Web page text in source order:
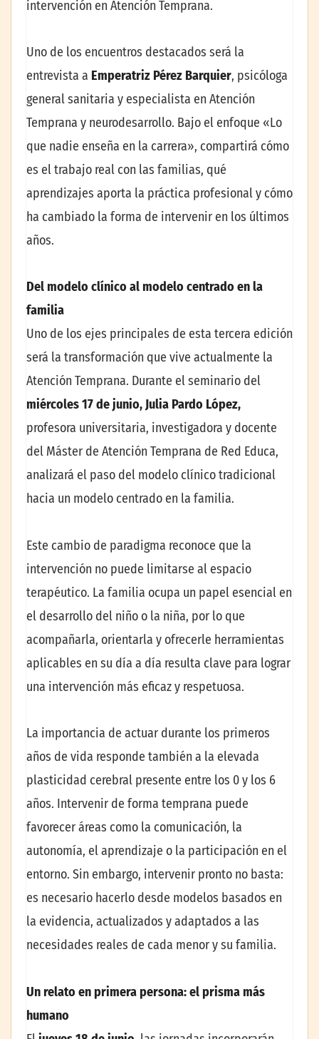
intervención en Atención Temprana.
Uno de los encuentros destacados será la
entrevista a Emperatriz Pérez Barquier, psicóloga
general sanitaria y especialista en Atención
Temprana y neurodesarrollo. Bajo el enfoque «Lo
que nadie enseña en la carrera», compartirá cómo
es el trabajo real con las familias, qué
aprendizajes aporta la práctica profesional y cómo
ha cambiado la forma de intervenir en los últimos
años.
Del modelo clínico al modelo centrado en la
familia
Uno de los ejes principales de esta tercera edición
será la transformación que vive actualmente la
Atención Temprana. Durante el seminario del
miércoles 17 de junio, Julia Pardo López,
profesora universitaria, investigadora y docente
del Máster de Atención Temprana de Red Educa,
analizará el paso del modelo clínico tradicional
hacia un modelo centrado en la familia.
Este cambio de paradigma reconoce que la
intervención no puede limitarse al espacio
terapéutico. La familia ocupa un papel esencial en
el desarrollo del niño o la niña, por lo que
acompañarla, orientarla y ofrecerle herramientas
aplicables en su día a día resulta clave para lograr
una intervención más eficaz y respetuosa.
La importancia de actuar durante los primeros
años de vida responde también a la elevada
plasticidad cerebral presente entre los 0 y los 6
años. Intervenir de forma temprana puede
favorecer áreas como la comunicación, la
autonomía, el aprendizaje o la participación en el
entorno. Sin embargo, intervenir pronto no basta:
es necesario hacerlo desde modelos basados en
la evidencia, actualizados y adaptados a las
necesidades reales de cada menor y su familia.
Un relato en primera persona: el prisma más
humano